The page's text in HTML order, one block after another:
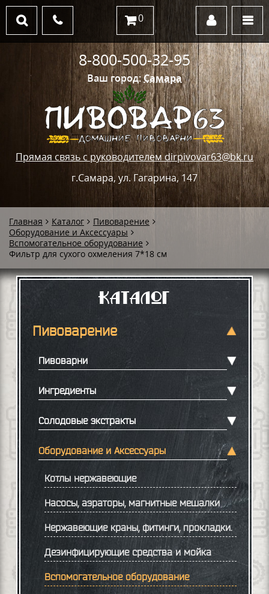
Ваш город:Самара
Прямая связь с руководителем dirpivovar63@bk.ru
г.Самара, ул. Гагарина, 147
8-800-500-32-95
0
Главная Каталог
Пивоварение
Оборудование и Аксессуары
Вспомогательное оборудование
Фильтр для сухого охмеления 7*18 см
Каталог
Пивоварение
Пивоварни
Ингредиенты
Солодовые экстракты
Оборудование и Аксессуары
Котлы нержавеющие
Насосы, аэраторы, магнитные мешалки
Нержавеющие краны, фитинги, прокладки.
Дезинфицирующие средства и мойка
Вспомогательное оборудование